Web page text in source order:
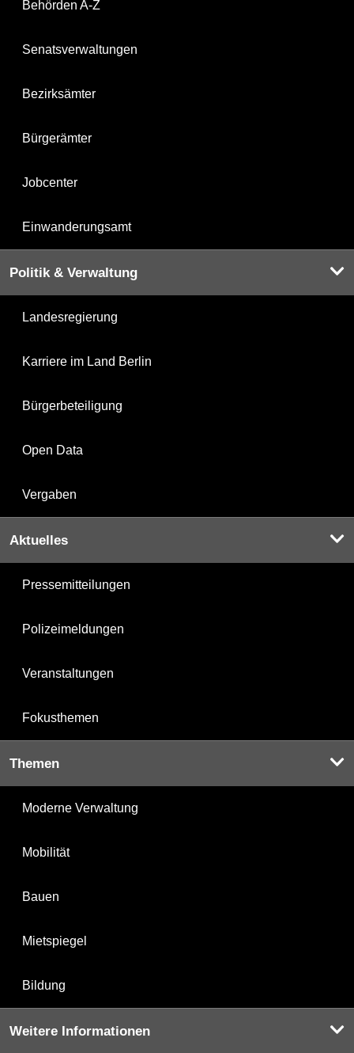
Behörden A-Z
Senatsverwaltungen
Bezirksämter
Bürgerämter
Jobcenter
Einwanderungsamt
Politik & Verwaltung
Landesregierung
Karriere im Land Berlin
Bürgerbeteiligung
Open Data
Vergaben
Aktuelles
Pressemitteilungen
Polizeimeldungen
Veranstaltungen
Fokusthemen
Themen
Moderne Verwaltung
Mobilität
Bauen
Mietspiegel
Bildung
Weitere Informationen